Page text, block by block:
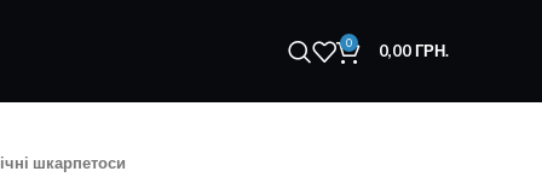
0 0,00ГРН.
шкарпетоси